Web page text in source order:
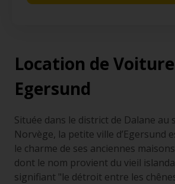
Location de
Egersund
Située dans le district de Dalane au
Norvège, la petite ville d’Egersund
le charme de ses anciennes
dont le nom provient du vieil
signifiant "le détroit entre les